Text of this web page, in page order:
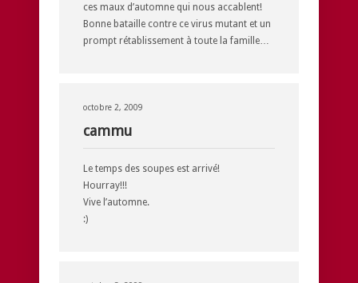
ces maux d’automne qui nous accablent!
Bonne bataille contre ce virus mutant et un
prompt rétablissement à toute la famille…
octobre 2, 2009
cammu
Le temps des soupes est arrivé!
Hourray!!!
Vive l’automne.
:)